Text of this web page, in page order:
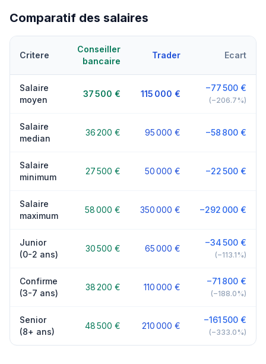
Comparatif des salaires
Critere
Conseiller
bancaire
Trader Ecart
Salaire
moyen
37 500 € 115 000 €
−77 500 €
(−206.7%)
Salaire
median
36 200 € 95 000 € −58 800 €
Salaire
minimum
27 500 € 50 000 € −22 500 €
Salaire
maximum
58 000 € 350 000 € −292 000 €
Junior
(0-2 ans)
30 500 € 65 000 €
−34 500 €
(−113.1%)
Confirme
(3-7 ans)
38 200 € 110 000 €
−71 800 €
(−188.0%)
Senior
(8+ ans)
48 500 € 210 000 €
−161 500 €
(−333.0%)